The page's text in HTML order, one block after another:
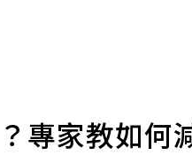
專家教如何